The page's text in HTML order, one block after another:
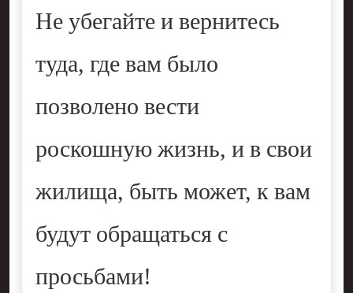
Не убегайте и вернитесь
туда, где вам было
позволено вести
роскошную жизнь, и в свои
жилища, быть может, к вам
будут обращаться с
просьбами!